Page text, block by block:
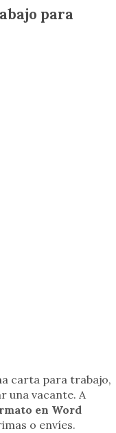
para
carta para trabajo,
una vacante. A
en Word
o envíes.